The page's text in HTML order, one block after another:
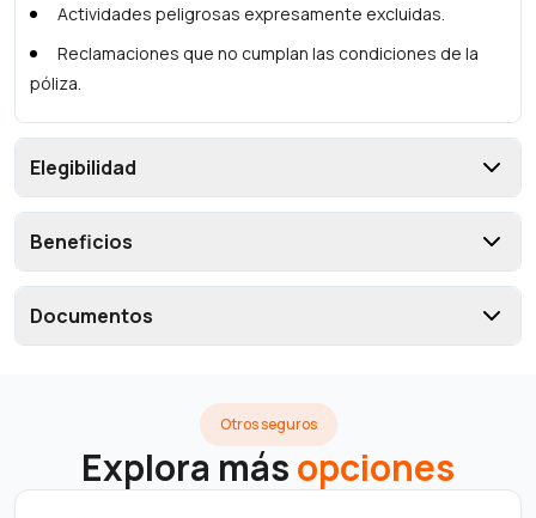
Actividades peligrosas expresamente excluidas.
Reclamaciones que no cumplan las condiciones de la
póliza.
Elegibilidad
Beneficios
Documentos
Otros seguros
Explora másopciones